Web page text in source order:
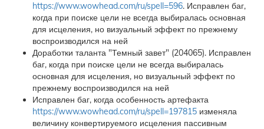
https://www.wowhead.com/ru/spell=596. Исправлен баг,
когда при поиске цели не всегда выбиралась основная
для исцеления, но визуальный эффект по прежнему
воспроизводился на ней
Доработки таланта "Темный завет" (204065). Исправлен
баг, когда при поиске цели не всегда выбиралась
основная для исцеления, но визуальный эффект по
прежнему воспроизводился на ней
Исправлен баг, когда особенность артефакта
https://www.wowhead.com/ru/spell=197815 изменяла
величину конвертируемого исцеления пассивным